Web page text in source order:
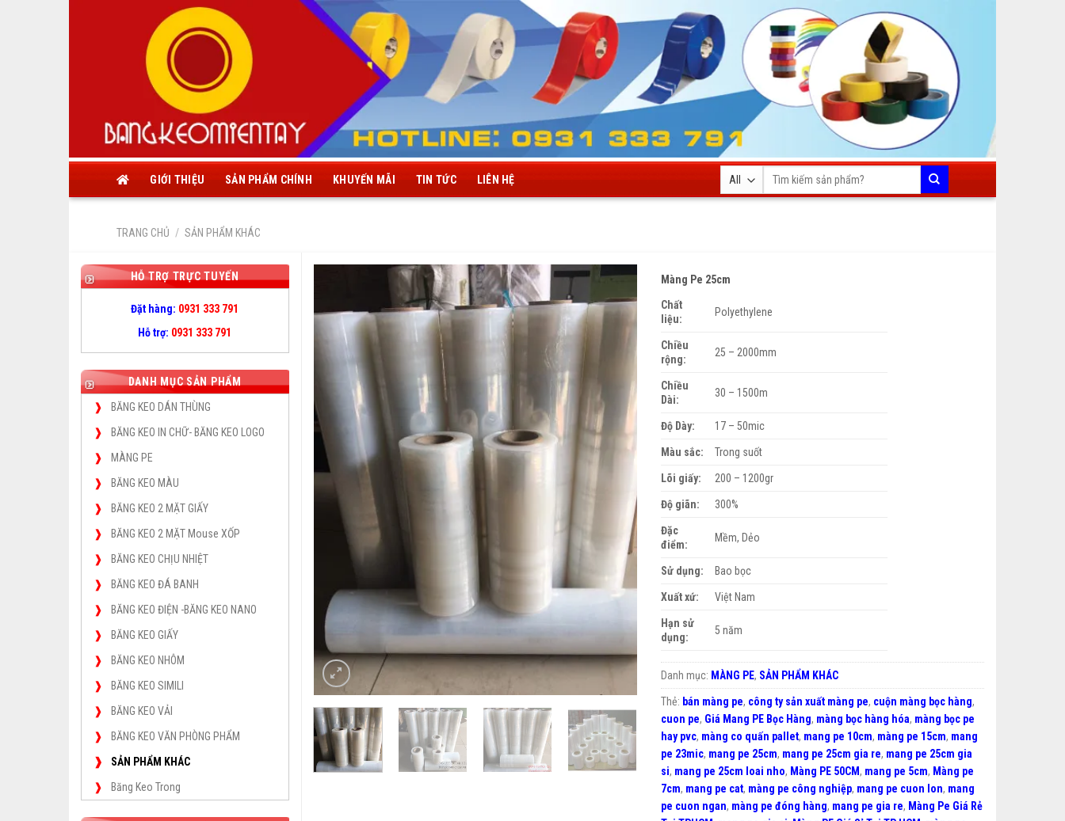
GIỚI THIỆU SẢN PHẨM CHÍNH KHUYẾN MÃI TIN TỨC LIÊN HỆ
Tìm
kiếm:
TRANG CHỦ / SẢN PHẨM KHÁC
HỖ TRỢ TRỰC TUYẾN
Đặt hàng: 0931 333 791
Hỗ trợ: 0931 333 791
DANH MỤC SẢN PHẨM
BĂNG KEO DÁN THÙNG
BĂNG KEO IN CHỮ- BĂNG KEO LOGO
MÀNG PE
BĂNG KEO MÀU
BĂNG KEO 2 MẶT GIẤY
BĂNG KEO 2 MẶT Mouse XỐP
BĂNG KEO CHỊU NHIỆT
BĂNG KEO ĐÁ BANH
BĂNG KEO ĐIỆN -BĂNG KEO NANO
BĂNG KEO GIẤY
BĂNG KEO NHÔM
BĂNG KEO SIMILI
BĂNG KEO VẢI
BĂNG KEO VĂN PHÒNG PHẨM
SẢN PHẨM KHÁC
Băng Keo Trong
Màng Pe 25cm
Chất
liệu:
Polyethylene
Chiều
rộng:
25 – 2000mm
Chiều
Dài:
30 – 1500m
Độ Dày: 17 – 50mic
Màu sắc: Trong suốt
Lõi giấy: 200 – 1200gr
Độ giãn: 300%
Đặc
điểm:
Mềm, Dẻo
Sử dụng: Bao bọc
Xuất xứ: Việt Nam
Hạn sử
dụng:
5 năm
Danh mục: MÀNG PE, SẢN PHẨM KHÁC
Thẻ: bán màng pe, công ty sản xuất màng pe, cuộn màng bọc hàng,
cuon pe, Giá Mang PE Bọc Hàng, màng bọc hàng hóa, màng bọc pe
hay pvc, màng co quấn pallet, mang pe 10cm, màng pe 15cm, mang
pe 23mic, mang pe 25cm, mang pe 25cm gia re, mang pe 25cm gia
si, mang pe 25cm loai nho, Màng PE 50CM, mang pe 5cm, Màng pe
7cm, mang pe cat, màng pe công nghiệp, mang pe cuon lon, mang
pe cuon ngan, màng pe đóng hàng, mang pe gia re, Màng Pe Giá Rẻ